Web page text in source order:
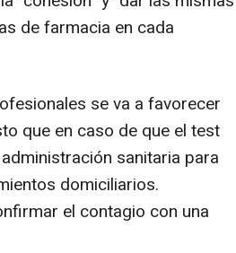
de farmacia en cada
se va a favorecer
que en caso de que el test
sanitaria para
domiciliarios.
el contagio con una